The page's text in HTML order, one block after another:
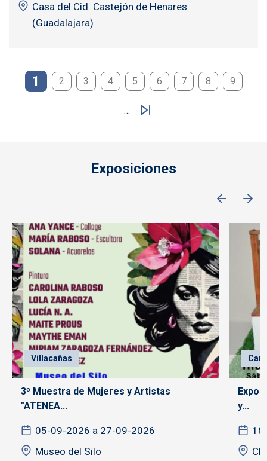
Casa del Cid. Castejón de Henares
(Guadalajara)
Paginación
1 2 3 4 5 6 7 8 9
…
Exposiciones
Villacañas
3º Muestra de Mujeres y Artistas
"ATENEA...
05-09-2026 a 27-09-2026
Museo del Silo
y...